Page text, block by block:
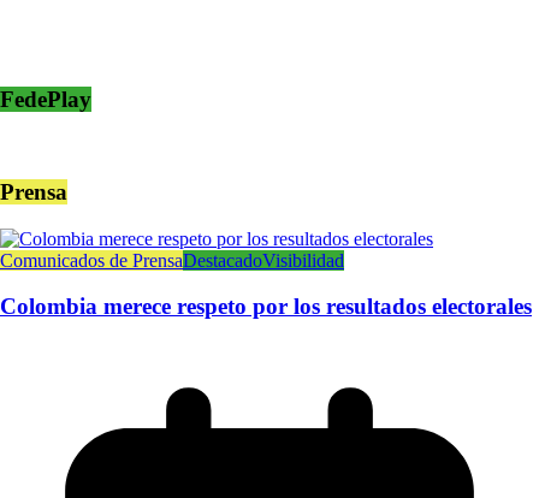
FedePlay
Prensa
Comunicados de PrensaDestacadoVisibilidad
Colombia merece respeto por los resultados electorales